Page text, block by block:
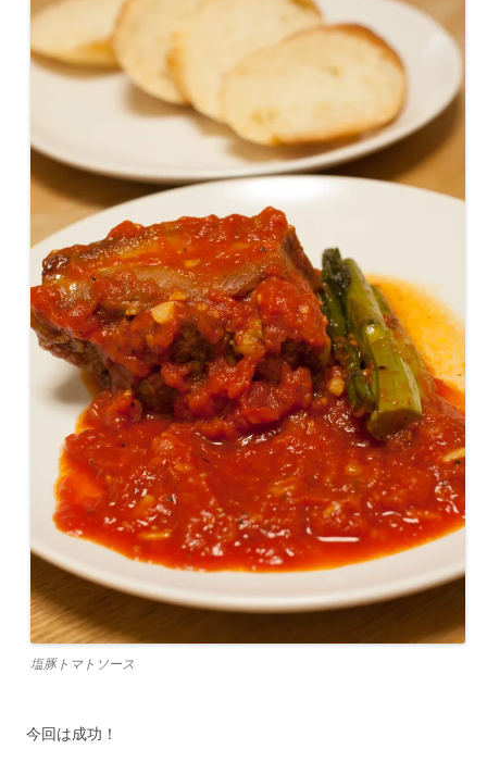
塩豚トマトソース
今回は成功！